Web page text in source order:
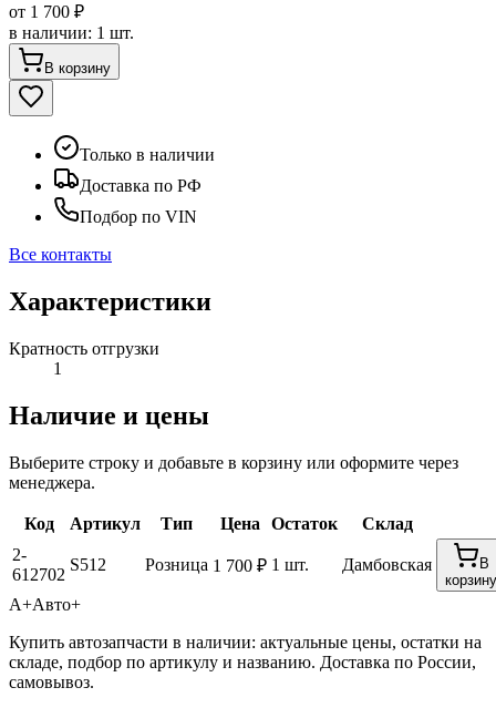
от 1 700 ₽
в наличии: 1 шт.
В корзину
Только в наличии
Доставка по РФ
Подбор по VIN
Все контакты
Характеристики
Кратность отгрузки
1
Наличие и цены
Выберите строку и добавьте в корзину или оформите через
менеджера.
Код Артикул Тип Цена Остаток
Склад
2-
612702
S512 Розница 1 700 ₽ 1 шт. Дамбовская
В
корзину
А+Авто+
Купить автозапчасти в наличии: актуальные цены, остатки на
складе, подбор по артикулу и названию. Доставка по России,
самовывоз.